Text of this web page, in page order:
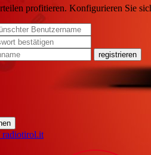
profitieren. Konfigurieren Sie
radiotirol.it